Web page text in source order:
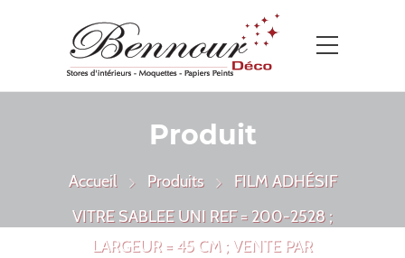
Produit
Accueil Produits
FILM ADHÉSIF
VITRE SABLEE UNI REF = 200-2528 ;
LARGEUR = 45 CM ; VENTE PAR